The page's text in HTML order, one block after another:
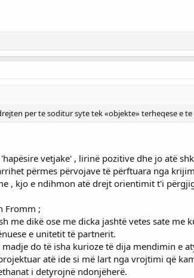
per te soditur syte tek «objekte» terheqese e
vetjake' , lirinë pozitive dhe jo atë
përmes përvojave të përftuara nga
, kjo e ndihmon atë drejt orientimit t'i
Fromm ;
me dikë ose me dicka jashtë vetes sate me
e unitetit të partnerit.
do të isha kurioze të dija mendimin e
atë ide si më lart nga vrojtimi që
i detyrojnë ndonjëherë.